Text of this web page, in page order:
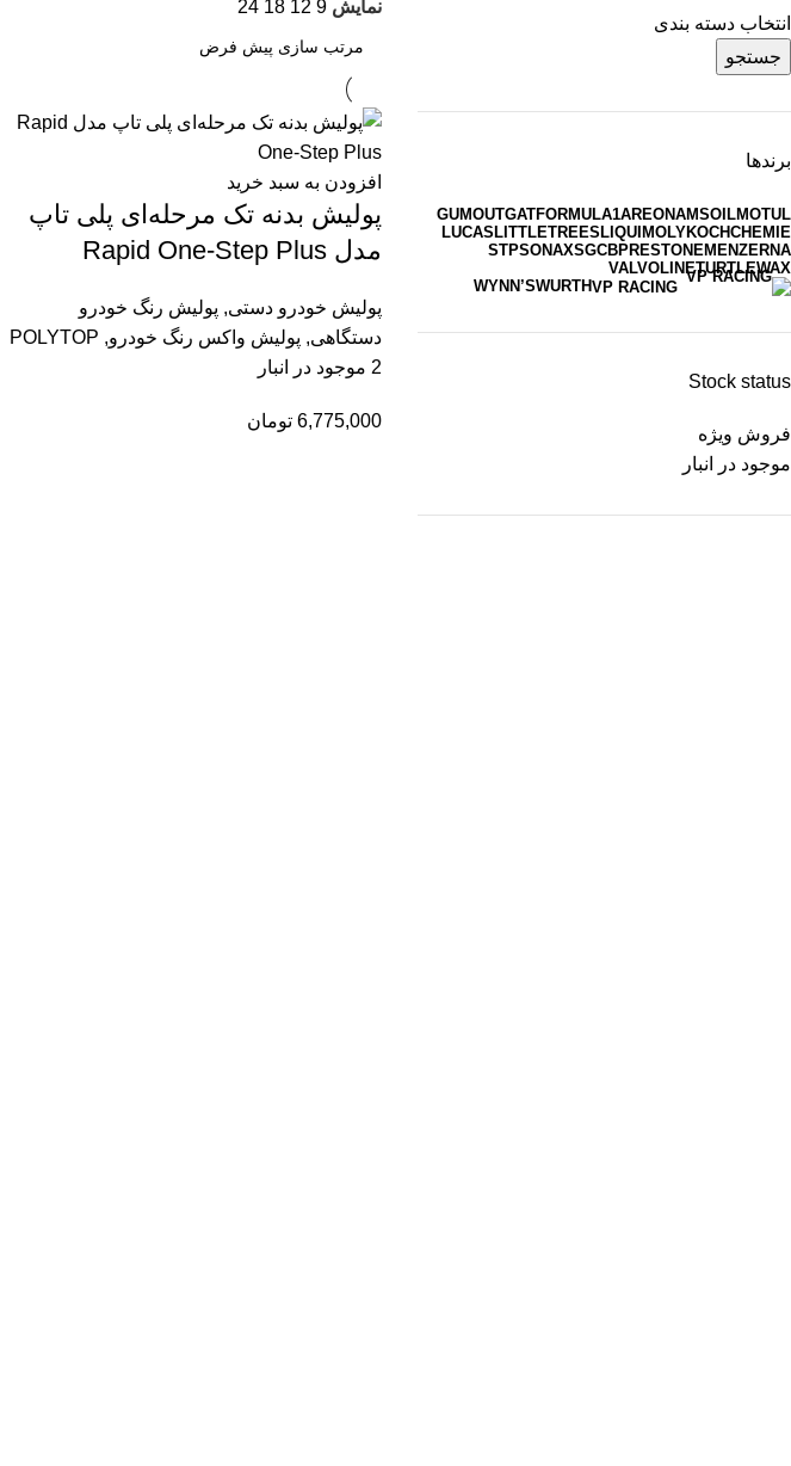
انتخاب دسته بندی
جستجو
برندها
MOTUL
AMSOIL
AREON
FORMULA1
GAT
GUMOUT
KOCHCHEMIE
LIQUIMOLY
LITTLETREES
LUCAS
MENZERNA
PRESTONE
SGCB
SONAX
STP
TURTLEWAX
VALVOLINE
VP RACING
WURTH
WYNN’S
Stock status
فروش ویژه
موجود در انبار
نمایش9
12
18
24
افزودن به سبد خرید
پولیش بدنه تک مرحله‌ای پلی تاپ
مدل Rapid One-Step Plus
پولیش خودرو دستی, پولیش رنگ خودرو
دستگاهی, پولیش واکس رنگ خودرو,
POLYTOP
2 موجود در انبار
6,775,000 تومان